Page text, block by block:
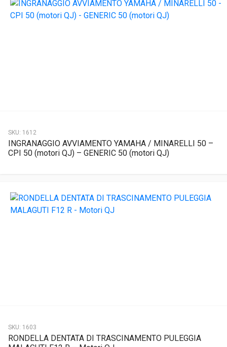
SKU: 1612
INGRANAGGIO AVVIAMENTO YAMAHA / MINARELLI 50 –
CPI 50 (motori QJ) – GENERIC 50 (motori QJ)
SKU: 1603
RONDELLA DENTATA DI TRASCINAMENTO PULEGGIA